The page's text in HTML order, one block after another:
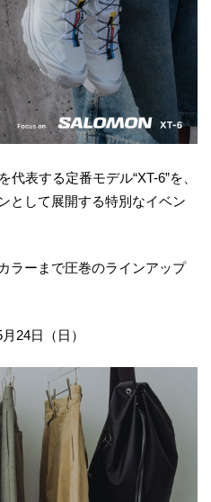
代表する定番モデル“XT-6”を、
として展開する特別なイベン
ラーまで圧巻のラインアップ
24日（日）